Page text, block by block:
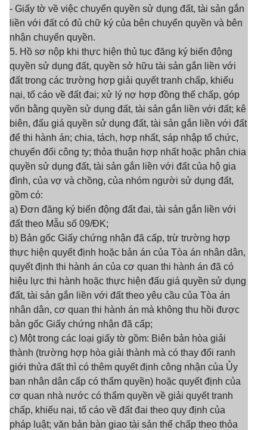
- Giấy tờ về việc chuyển quyền sử dụng đất, tài sản gắn
liền với đất có đủ chữ ký của bên chuyển quyền và bên
nhận chuyển quyền.
5. Hồ sơ nộp khi thực hiện thủ tục đăng ký biến động
quyền sử dụng đất, quyền sở hữu tài sản gắn liền với
đất trong các trường hợp giải quyết tranh chấp, khiếu
nại, tố cáo về đất đai; xử lý nợ hợp đồng thế chấp, góp
vốn bằng quyền sử dụng đất, tài sản gắn liền với đất; kê
biên, đấu giá quyền sử dụng đất, tài sản gắn liền với đất
để thi hành án; chia, tách, hợp nhất, sáp nhập tổ chức,
chuyển đổi công ty; thỏa thuận hợp nhất hoặc phân chia
quyền sử dụng đất, tài sản gắn liền với đất của hộ gia
đình, của vợ và chồng, của nhóm người sử dụng đất,
gồm có:
a) Đơn đăng ký biến động đất đai, tài sản gắn liền với
đất theo Mẫu số 09/ĐK;
b) Bản gốc Giấy chứng nhận đã cấp, trừ trường hợp
thực hiện quyết định hoặc bản án của Tòa án nhân dân,
quyết định thi hành án của cơ quan thi hành án đã có
hiệu lực thi hành hoặc thực hiện đấu giá quyền sử dụng
đất, tài sản gắn liền với đất theo yêu cầu của Tòa án
nhân dân, cơ quan thi hành án mà không thu hồi được
bản gốc Giấy chứng nhận đã cấp;
c) Một trong các loại giấy tờ gồm: Biên bản hòa giải
thành (trường hợp hòa giải thành mà có thay đổi ranh
giới thửa đất thì có thêm quyết định công nhận của Ủy
ban nhân dân cấp có thẩm quyền) hoặc quyết định của
cơ quan nhà nước có thẩm quyền về giải quyết tranh
chấp, khiếu nại, tố cáo về đất đai theo quy định của
pháp luật; văn bản bàn giao tài sản thế chấp theo thỏa